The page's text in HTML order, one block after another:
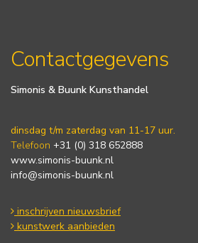
Contactgegevens
Simonis & Buunk Kunsthandel
dinsdag t/m zaterdag van 11-17 uur.
Telefoon +31 (0) 318 652888
www.simonis-buunk.nl
info@simonis-buunk.nl
inschrijven nieuwsbrief
kunstwerk aanbieden